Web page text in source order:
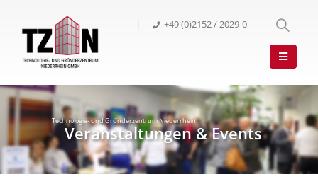
+49 (0)2152 / 2029-0